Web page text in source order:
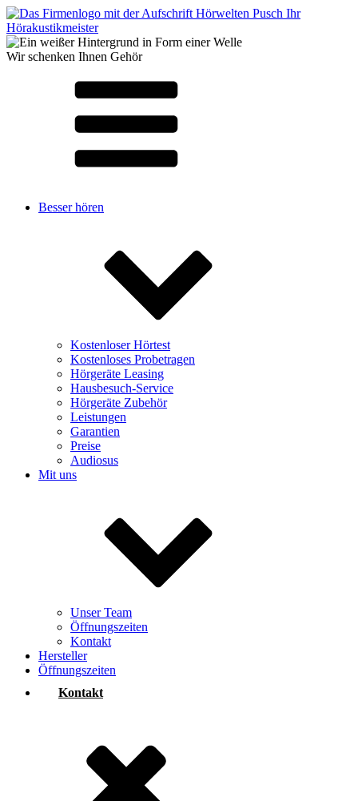
Wir schenken Ihnen Gehör
Besser hören
Kostenloser Hörtest
Kostenloses Probetragen
Hörgeräte Leasing
Hausbesuch-Service
Hörgeräte Zubehör
Leistungen
Garantien
Preise
Audiosus
Mit uns
Unser Team
Öffnungszeiten
Kontakt
Hersteller
Öffnungszeiten
Kontakt